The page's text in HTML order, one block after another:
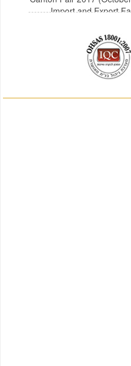
Import and Export
כאן